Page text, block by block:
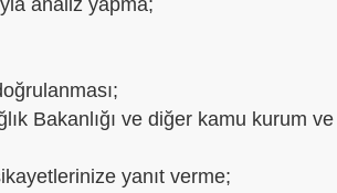
analiz yapma;
Bakanlığı ve diğer kamu kurum
yanıt verme;